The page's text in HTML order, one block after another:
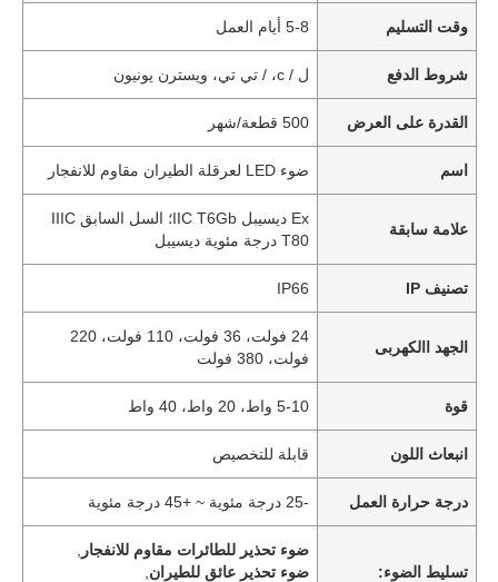
وقت التسليم 5-8 أيام العمل
شروط الدفع ل / c، / تي تي، ويسترن يونيون
القدرة على العرض 500 قطعة/شهر
اسم ضوء LED لعرقلة الطيران مقاوم للانفجار
علامة سابقة
Ex ديسيبل IIC T6Gb؛ السل السابق IIIC
T80 درجة مئوية ديسيبل
تصنيف IP IP66
الجهد االكهربى
24 فولت، 36 فولت، 110 فولت، 220
فولت، 380 فولت
قوة 5-10 واط، 20 واط، 40 واط
انبعاث اللون قابلة للتخصيص
درجة حرارة العمل -25 درجة مئوية ~ +45 درجة مئوية
تسليط الضوء:
ضوء تحذير للطائرات مقاوم للانفجار
ضوء تحذير عائق للطيران